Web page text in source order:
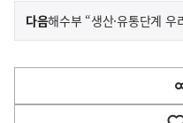
이
전
다
음
다음기
사